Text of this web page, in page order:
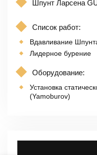
Шпунт Ларсена
Список работ:
Вдавливание
Лидерное бурение
Оборудование:
Установка
(Yamoburov)